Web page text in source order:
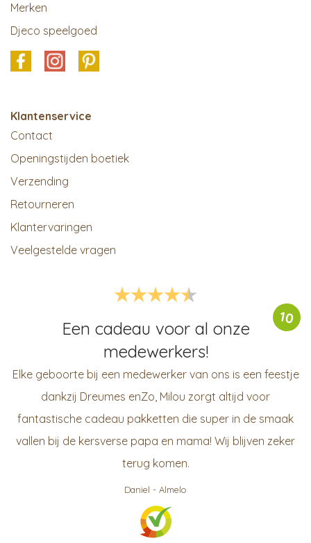
Merken
Djeco speelgoed
Klantenservice
Contact
Openingstijden boetiek
Verzending
Retourneren
Klantervaringen
Veelgestelde vragen
10
Een cadeau voor al onze
medewerkers!
Elke geboorte bij een medewerker van ons is een feestje
dankzij Dreumes enZo, Milou zorgt altijd voor
fantastische cadeau pakketten die super in de smaak
vallen bij de kersverse papa en mama! Wij blijven zeker
terug komen.
Daniel - Almelo